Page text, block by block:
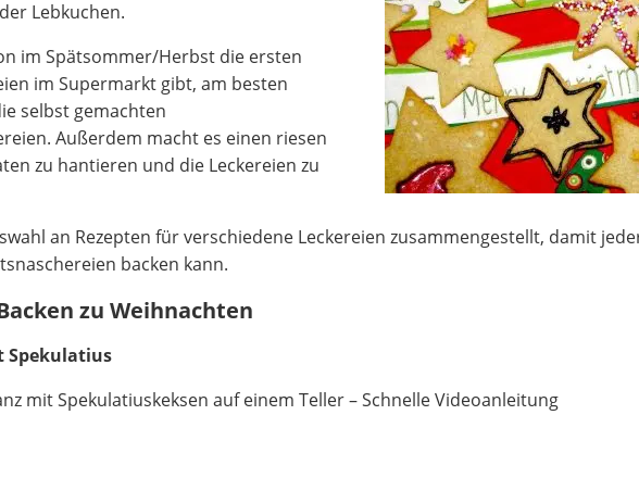
Lebkuchen.
im Spätsommer/Herbst die ersten
im Supermarkt gibt, am besten
selbst gemachten
Außerdem macht es einen riesen
zu hantieren und die Leckereien zu
an Rezepten für verschiedene Leckereien zusammengestellt, damit
backen kann.
zu Weihnachten
Spekulatius
mit Spekulatiuskeksen auf einem Teller – Schnelle Videoanleitung